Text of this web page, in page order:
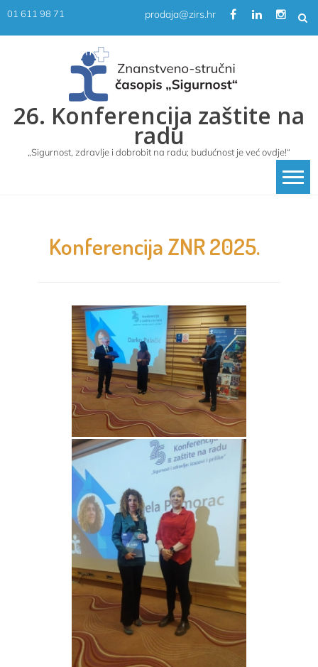
Skip01 611 98 71 prodaja@zirs.hr
26. Konferencija zaštite na
radu
„Sigurnost, zdravlje i dobrobit na radu; budućnost je već ovdje!“
Konferencija ZNR 2025.